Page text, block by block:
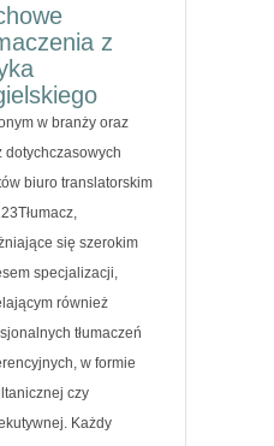
z
w branży oraz
dotychczasowych
biuro translatorskim
się szerokim
specjalizacji,
również
tłumaczeń
w formie
czy
Każdy